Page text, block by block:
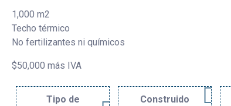
1,000 m2
Techo térmico
No fertilizantes ni químicos
$50,000 más IVA
Tipo de
Construido